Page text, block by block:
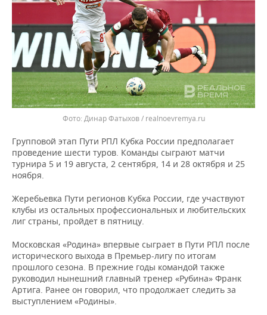
Динар Фатыхов / realnoevremya.ru
Групповой этап Пути РПЛ Кубка России предполагает
проведение шести туров. Команды сыграют матчи
турнира 5 и 19 августа, 2 сентября, 14 и 28 октября и 25
ноября.
Жеребьевка Пути регионов Кубка России, где участвуют
клубы из остальных профессиональных и любительских
лиг страны, пройдет в пятницу.
Московская «Родина» впервые сыграет в Пути РПЛ после
исторического выхода в Премьер-лигу по итогам
прошлого сезона. В прежние годы командой также
руководил нынешний главный тренер «Рубина» Франк
Артига. Ранее он говорил, что продолжает следить за
выступлением «Родины».